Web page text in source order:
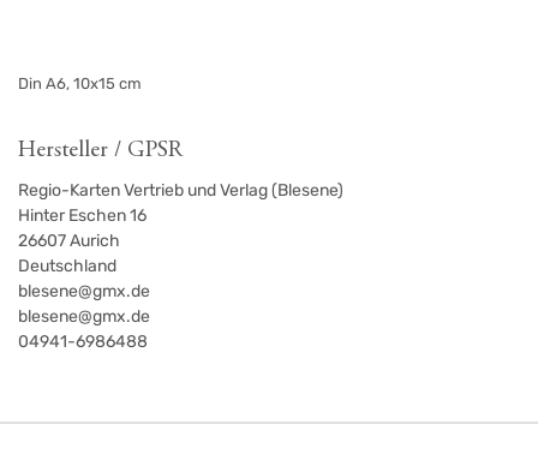
Din A6, 10x15 cm
Hersteller / GPSR
Regio-Karten Vertrieb und Verlag (Blesene)
Hinter Eschen 16
26607Aurich
Deutschland
blesene@gmx.de
blesene@gmx.de
04941-6986488